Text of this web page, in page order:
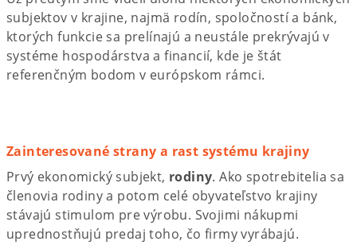
subjektov v krajine, najmä rodín, spoločností a bánk,
ktorých funkcie sa prelínajú a neustále prekrývajú v
systéme hospodárstva a financií, kde je štát
referenčným bodom v európskom rámci.
Zainteresované strany a rast systému krajiny
Prvý ekonomický subjekt, rodiny. Ako spotrebitelia sa
členovia rodiny a potom celé obyvateľstvo krajiny
stávajú stimulom pre výrobu. Svojimi nákupmi
uprednostňujú predaj toho, čo firmy vyrábajú.